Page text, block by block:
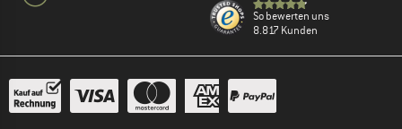
So bewerten uns
8.817 Kunden